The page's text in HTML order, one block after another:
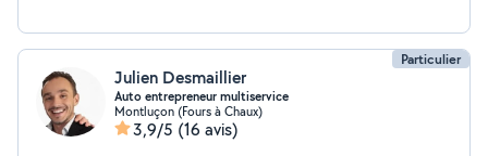
Particulier
Julien Desmaillier
Auto entrepreneur multiservice
Montluçon (Fours à Chaux)
3,9/5 (16 avis)